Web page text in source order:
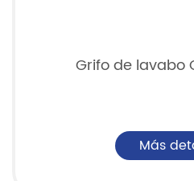
Grifo de lavabo
Más